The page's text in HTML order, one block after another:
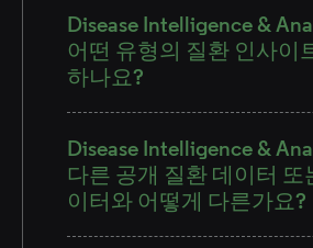
Disease Intelligence &
어떤 유형의 질환 인사이
하나요?
Disease Intelligence &
다른 공개 질환 데이터 또
이터와 어떻게 다른가요?